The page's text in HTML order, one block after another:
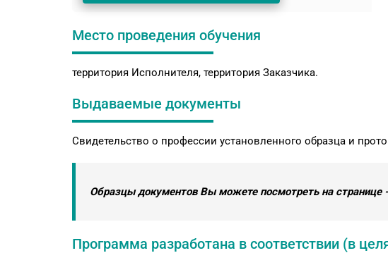
Место проведения обучения
территория Исполнителя, территория Заказчика.
Выдаваемые документы
Свидетельство о профессии установленного образца и
Образцы документов Вы можете посмотреть на странице
Программа разработана в соответствии (в